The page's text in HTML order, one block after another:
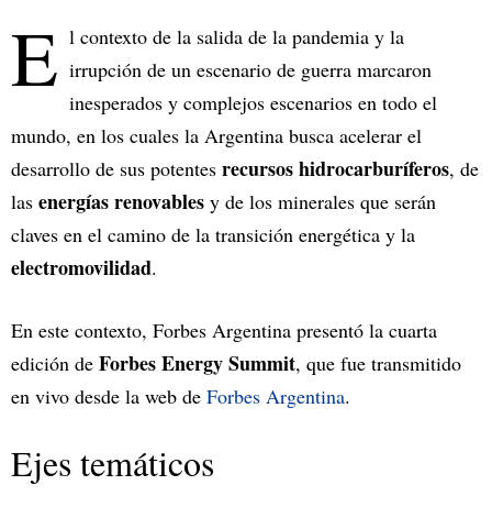
E l contexto de la salida de la pandemia y la
irrupción de un escenario de guerra marcaron
inesperados y complejos escenarios en todo el
mundo, en los cuales la Argentina busca acelerar el
desarrollo de sus potentes recursos hidrocarburíferos, de
las energías renovables y de los minerales que serán
claves en el camino de la transición energética y la
electromovilidad.
En este contexto, Forbes Argentina presentó la cuarta
edición de Forbes Energy Summit, que fue transmitido
en vivo desde la web de Forbes Argentina.
Ejes temáticos